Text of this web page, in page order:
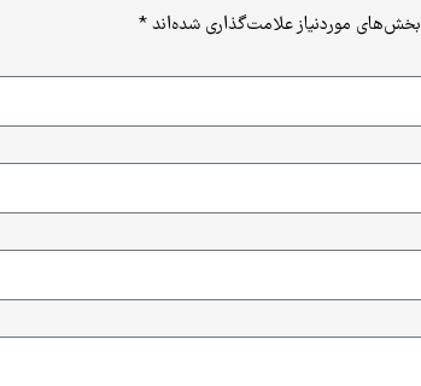
بخش‌های موردنیاز علامت‌گذاری شده‌اند*